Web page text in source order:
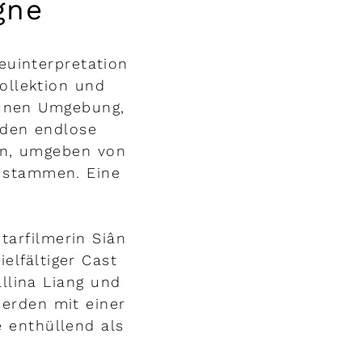
und
Umgebung,
endlose
umgeben von
Eine
Siân
Cast
Liang und
mit einer
enthüllend als